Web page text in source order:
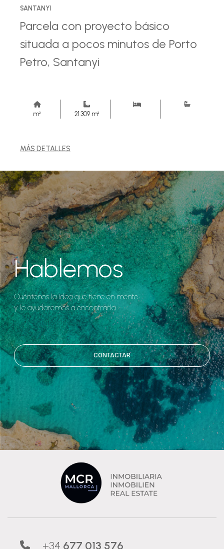
SANTANYI
Parcela con proyecto básico
situada a pocos minutos de Porto
Petro, Santanyi
m² 21.309 m²
MÁS DETALLES
Hablemos
Cuéntenos la idea que tiene en mente
y le ayudaremos a encontrarla.
CONTACTAR
+34 677 013 576